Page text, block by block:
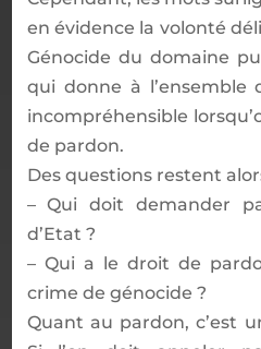
en évidence la volonté
Génocide du domaine
qui donne à
incompréhensible
de pardon.
Des questions restent
– Qui doit demander
d’Etat ?
– Qui a le droit de
crime de génocide ?
Quant au pardon, c’est